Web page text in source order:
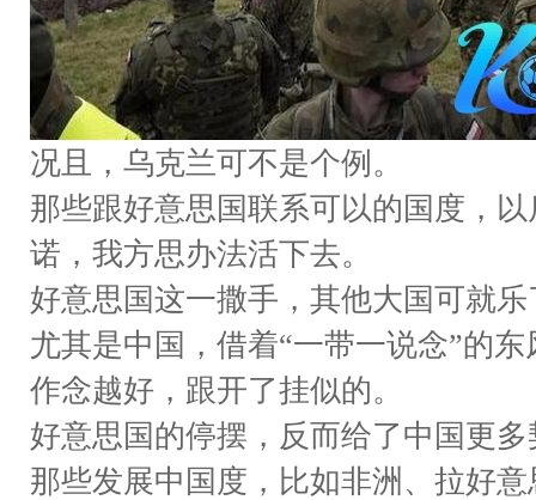
况且，乌克兰可不是个例。
那些跟好意思国联系可以的国度，
诺，我方思办法活下去。
好意思国这一撒手，其他大国可就乐
尤其是中国，借着“一带一说念”的
作念越好，跟开了挂似的。
好意思国的停摆，反而给了中国更
那些发展中国度，比如非洲、拉好